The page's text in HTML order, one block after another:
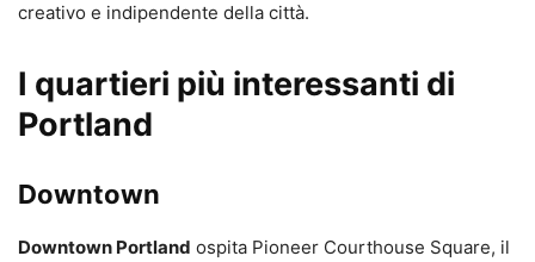
creativo e indipendente della città.
I quartieri più interessanti di
Portland
Downtown
Downtown Portland ospita Pioneer Courthouse Square, il